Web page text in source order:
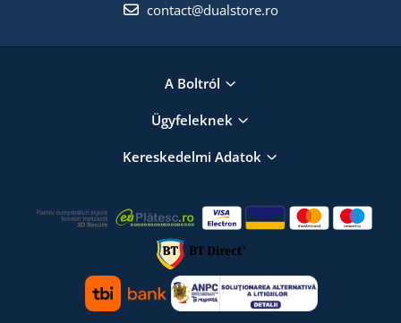
contact@dualstore.ro
A Boltról
Ügyfeleknek
Kereskedelmi Adatok